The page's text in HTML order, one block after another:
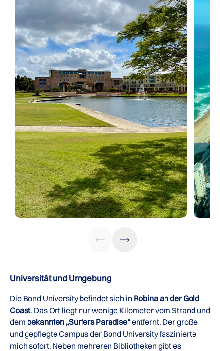
Universität und Umgebung
Die Bond University befindet sich in Robina an der Gold
Coast. Das Ort liegt nur wenige Kilometer vom Strand und
dem bekannten „Surfers Paradise“entfernt. Der große
und gepflegte Campus der Bond University faszinierte
mich sofort. Neben mehreren Bibliotheken gibt es